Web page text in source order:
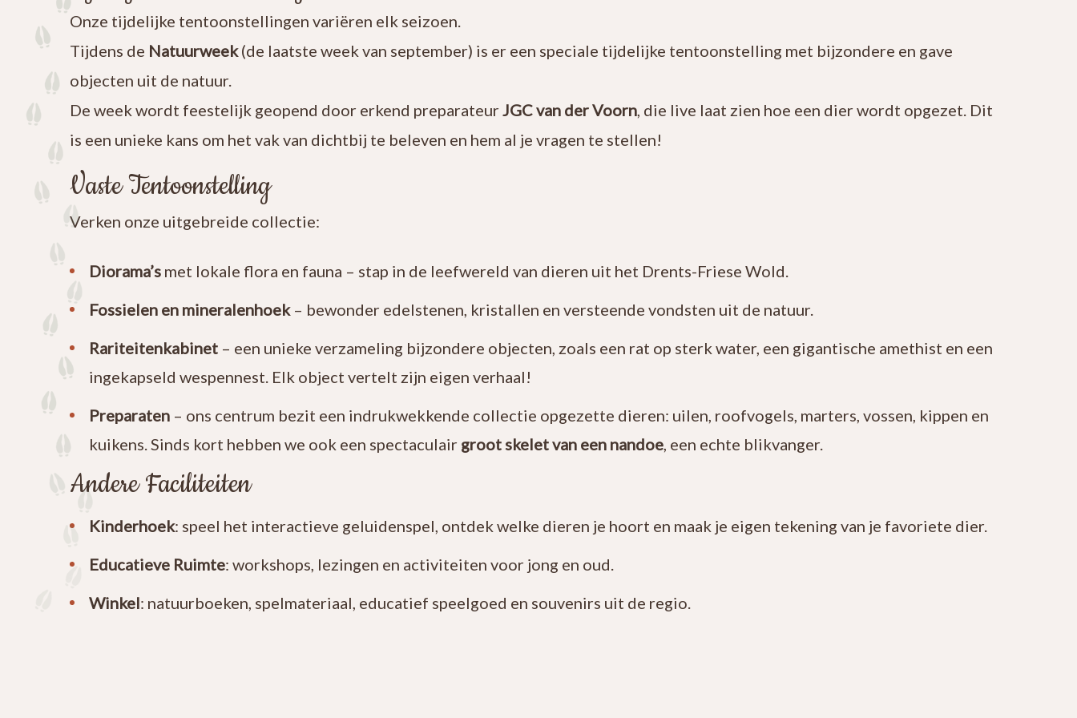
Onze tijdelijke tentoonstellingen variëren elk seizoen.
Tijdens de Natuurweek(de laatste week van september) is er een speciale tijdelijke tentoonstelling met bijzondere en gave
objecten uit de natuur.
De week wordt feestelijk geopend door erkend preparateur JGC van der Voorn, die live laat zien hoe een dier wordt opgezet. Dit
is een unieke kans om het vak van dichtbij te beleven en hem al je vragen te stellen!
Vaste Tentoonstelling
Verken onze uitgebreide collectie:
Diorama’s met lokale flora en fauna – stap in de leefwereld van dieren uit het Drents-Friese Wold.
Fossielen en mineralenhoek– bewonder edelstenen, kristallen en versteende vondsten uit de natuur.
Rariteitenkabinet – een unieke verzameling bijzondere objecten, zoals een rat op sterk water, een gigantische amethist en een
ingekapseld wespennest. Elk object vertelt zijn eigen verhaal!
Preparaten – ons centrum bezit een indrukwekkende collectie opgezette dieren: uilen, roofvogels, marters, vossen, kippen en
kuikens. Sinds kort hebben we ook een spectaculair groot skelet van een nandoe, een echte blikvanger.
Andere Faciliteiten
Kinderhoek: speel het interactieve geluidenspel, ontdek welke dieren je hoort en maak je eigen tekening van je favoriete dier.
Educatieve Ruimte: workshops, lezingen en activiteiten voor jong en oud.
Winkel: natuurboeken, spelmateriaal, educatief speelgoed en souvenirs uit de regio.